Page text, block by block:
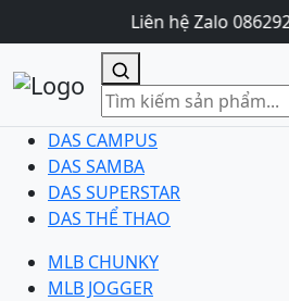
Liên hệ Zalo
DAS CAMPUS
DAS SAMBA
DAS SUPERSTAR
DAS THỂ THAO
MLB CHUNKY
MLB JOGGER